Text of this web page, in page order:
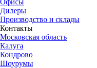
Офисы
Дилеры
Производство и склады
Контакты
Московская область
Калуга
Кондрово
Шоурумы